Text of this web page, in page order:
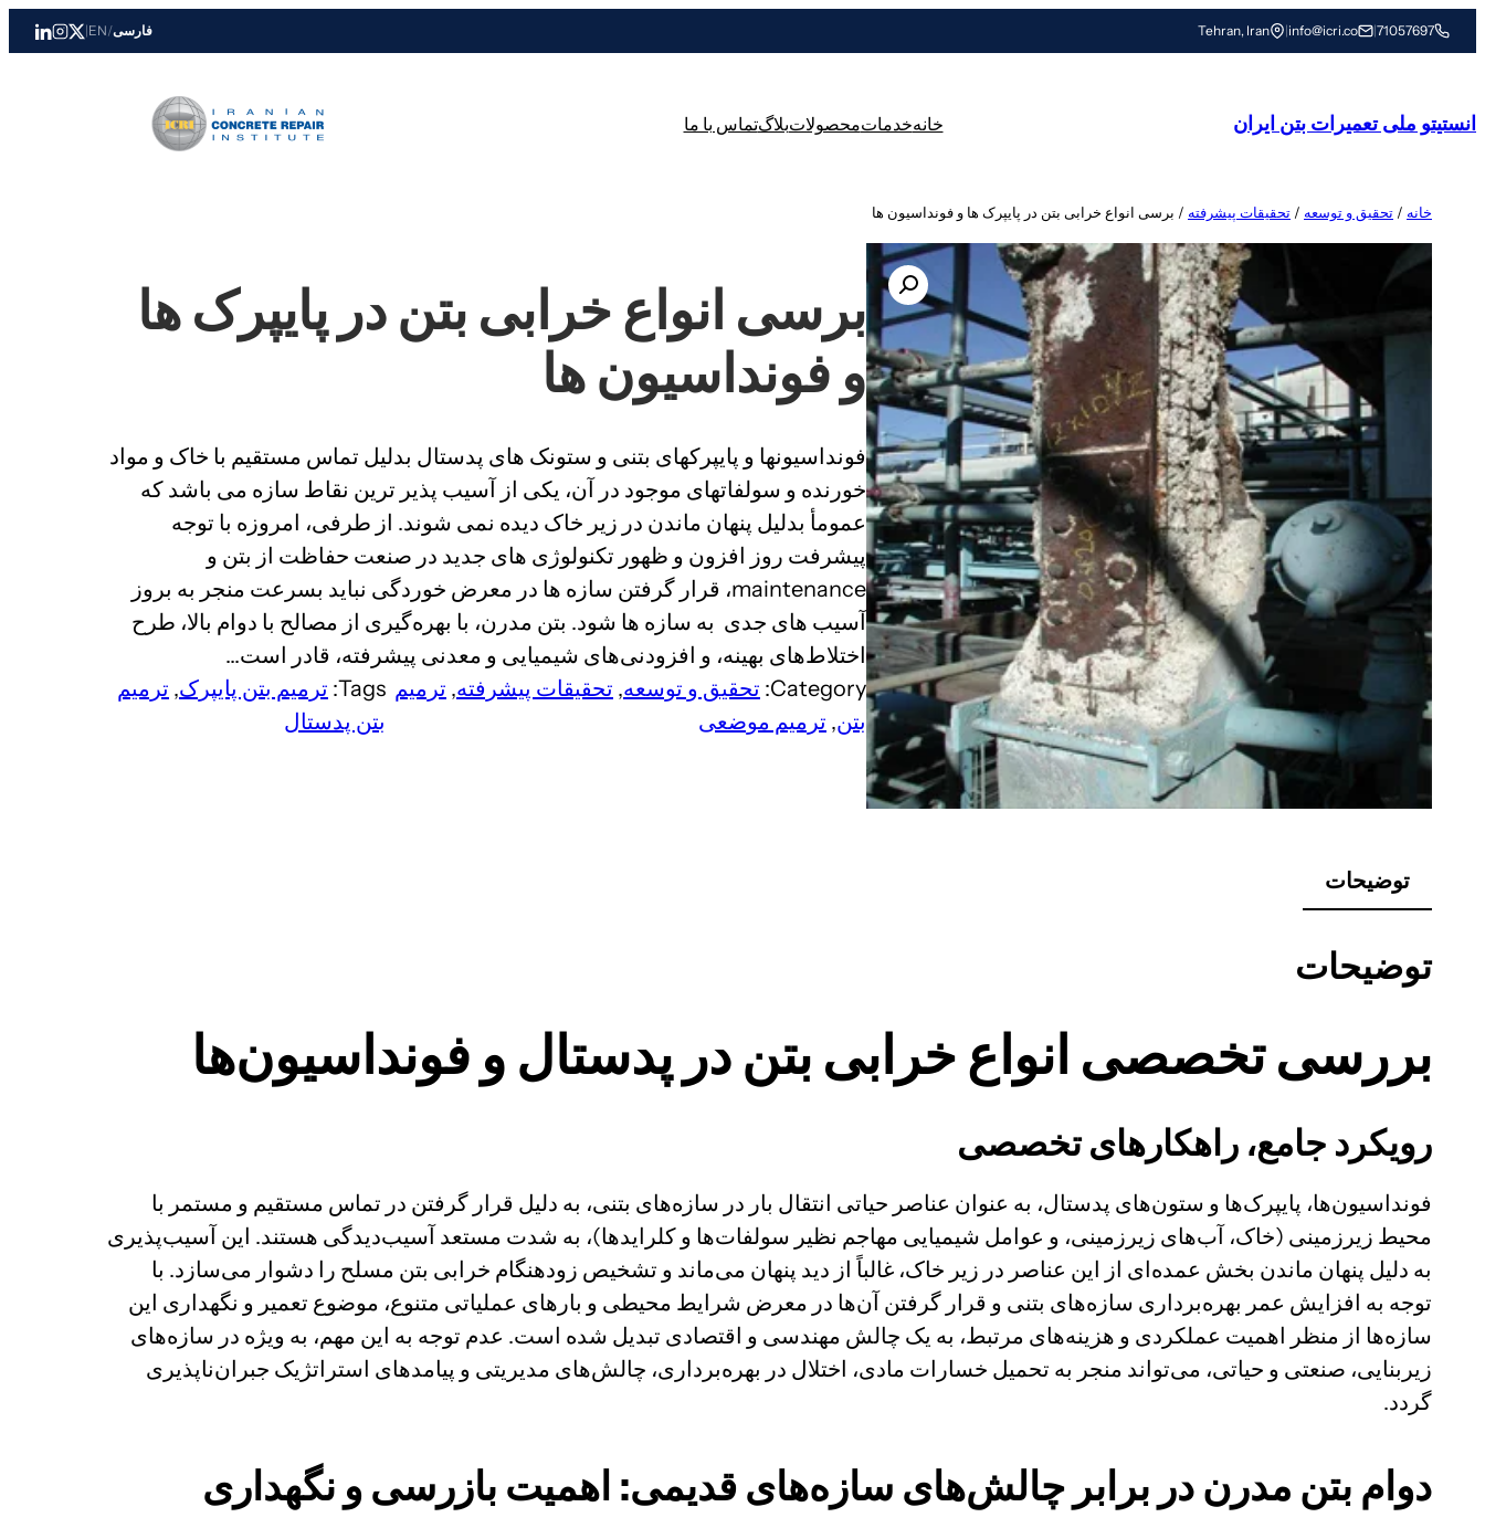
رفتن
به
71057697
|
info@icri.co
|
Tehran, Iran فارسی/
EN
|
انستیتو ملی تعمیرات بتن ایران خانهخدماتمحصولاتبلاگتماس با ما
خانه / تحقیق و توسعه / تحقیقات پیشرفته / برسی انواع خرابی بتن در پایپرک ها و فونداسیون ها
برسی انواع خرابی بتن در پایپرک ها
و فونداسیون ها
فونداسیونها و پایپرکهای بتنی و ستونک های پدستال بدلیل تماس مستقیم با خاک و مواد
خورنده و سولفاتهای موجود در آن، یکی از آسیب پذیر ترین نقاط سازه می باشد که
عمومأ بدلیل پنهان ماندن در زیر خاک دیده نمی شوند. از طرفی، امروزه با توجه
پیشرفت روز افزون و ظهور تکنولوژی های جدید در صنعت حفاظت از بتن و
maintenance، قرار گرفتن سازه ها در معرض خوردگی نباید بسرعت منجر به بروز
آسیب های جدی به سازه ها شود. بتن مدرن، با بهره‌گیری از مصالح با دوام بالا، طرح
اختلاط‌های بهینه، و افزودنی‌های شیمیایی و معدنی پیشرفته، قادر است…
Category: تحقیق و توسعه, تحقیقات پیشرفته, ترمیم
بتن, ترمیم موضعی
Tags: ترمیم بتن پایپرک, ترمیم
بتن پدستال
توضیحات
توضیحات
بررسی تخصصی انواع خرابی بتن در پدستال و فونداسیون‌ها
رویکرد جامع، راهکارهای تخصصی
فونداسیون‌ها، پایپرک‌ها و ستون‌های پدستال، به عنوان عناصر حیاتی انتقال بار در سازه‌های بتنی، به دلیل قرار گرفتن در تماس مستقیم و مستمر با
محیط زیرزمینی (خاک، آب‌های زیرزمینی، و عوامل شیمیایی مهاجم نظیر سولفات‌ها و کلرایدها)، به شدت مستعد آسیب‌دیدگی هستند. این آسیب‌پذیری
به دلیل پنهان ماندن بخش عمده‌ای از این عناصر در زیر خاک، غالباً از دید پنهان می‌ماند و تشخیص زودهنگام خرابی‌ بتن مسلح را دشوار می‌سازد. با
توجه به افزایش عمر بهره‌برداری سازه‌های بتنی و قرار گرفتن آن‌ها در معرض شرایط محیطی و بارهای عملیاتی متنوع، موضوع تعمیر و نگهداری این
سازه‌ها از منظر اهمیت عملکردی و هزینه‌های مرتبط، به یک چالش مهندسی و اقتصادی تبدیل شده است. عدم توجه به این مهم، به ویژه در سازه‌های
زیربنایی، صنعتی و حیاتی، می‌تواند منجر به تحمیل خسارات مادی، اختلال در بهره‌برداری، چالش‌های مدیریتی و پیامدهای استراتژیک جبران‌ناپذیری
گردد.
دوام بتن مدرن در برابر چالش‌های سازه‌های قدیمی: اهمیت بازرسی و نگهداری